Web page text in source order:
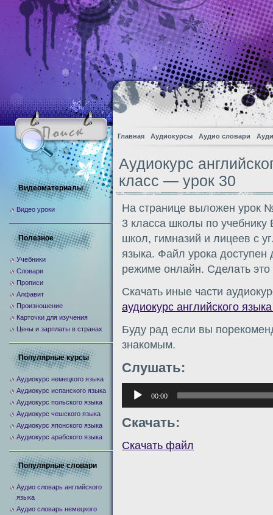
Главная Аудиокурсы Аудио словари
Аудиокурс
класс — урок 30
На странице выложен урок
3 класса школы по
школ, гимназий и лицеев с
языка. Файл урока
режиме онлайн. Сделать
Скачать иные части
аудиокурс английского
Буду рад если вы
знакомым.
Слушать:
Аудиоплеер
00:00
Скачать:
Скачать файл
Видеоматериалы
Видео уроки
Полезное
Учебники
Словари
Прописи
Алфавит
Произношение
Карточки для изучения
Цены и зарплаты в странах
Популярные курсы
Аудиокурс немецкого языка
Аудиокурс испанского языка
Аудиокурс польского языка
Аудиокурс чешского языка
Аудиокурс японского языка
Аудиокурс арабского языка
Популярные словари
Аудио словарь английского
языка
Аудио словарь немецкого